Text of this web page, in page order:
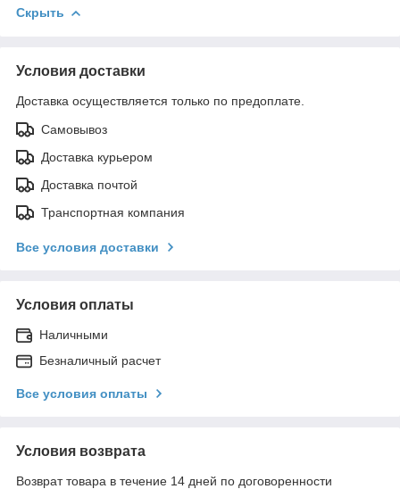
Скрыть
Условия доставки
Доставка осуществляется только по предоплате.
Самовывоз
Доставка курьером
Доставка почтой
Транспортная компания
Все условия доставки
Условия оплаты
Наличными
Безналичный расчет
Все условия оплаты
Условия возврата
Возврат товара в течение 14 дней по договоренности